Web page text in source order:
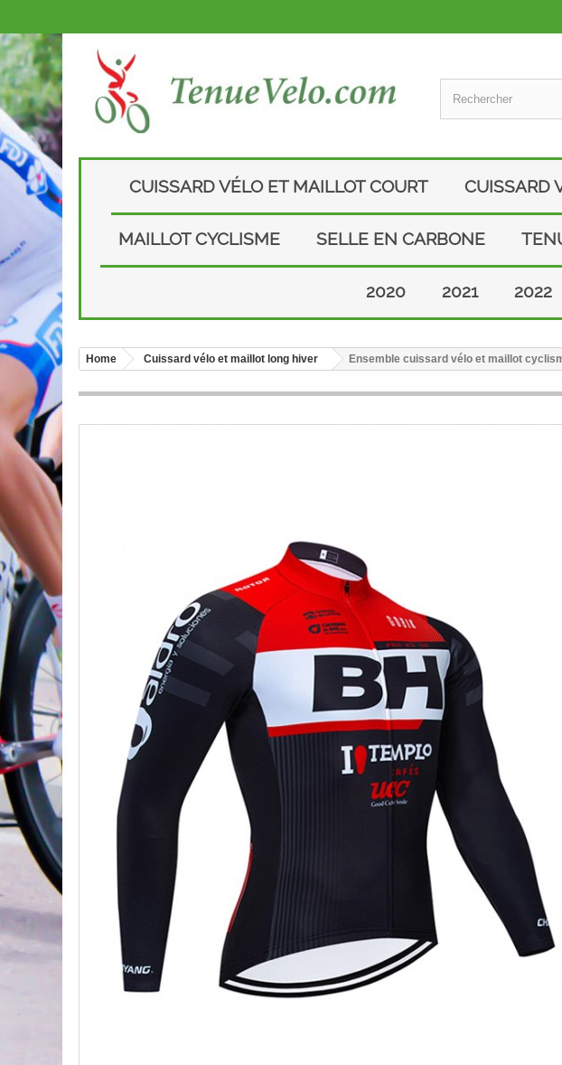
CUISSARD VÉLO ET MAILLOT COURT CUISSARD
MAILLOT CYCLISME SELLE EN CARBONE
2020 2021 2022
Home Cuissard vélo et maillot long hiver Ensemble cuissard vélo et maillot